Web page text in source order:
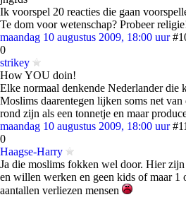
Ik voorspel 20 reacties die gaan
Te dom voor wetenschap? Probeer
maandag 10 augustus 2009, 18:00 uur
0
strikey
How YOU doin!
Elke normaal denkende Nederlander die
Moslims daarentegen lijken soms net
rond zijn als een tonnetje en maar
maandag 10 augustus 2009, 18:00 uur #11
0
Haagse-Harry
Ja die moslims fokken wel door. Hier
en willen werken en geen kids of maar 1
aantallen verliezen mensen